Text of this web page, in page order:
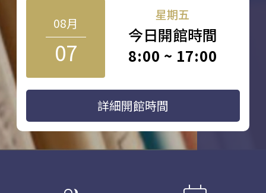
08月
07
星期五
今日開館時間
8:00 ~ 17:00
詳細開館時間